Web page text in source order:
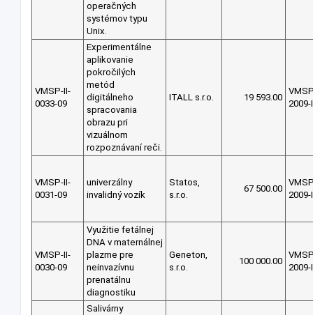
operačných
systémov typu
Unix.
VMSP-II-
0033-09
Experimentálne
aplikovanie
pokročilých
metód
digitálneho
spracovania
obrazu pri
vizuálnom
rozpoznávaní reči.
ITALL s.r.o. 19 593.00
2009-
VMSP-II-
0031-09
univerzálny
invalidný vozík
Statos,
s.r.o.
67 500.00
2009-
VMSP-II-
0030-09
Využitie fetálnej
DNA v maternálnej
plazme pre
neinvazívnu
prenatálnu
diagnostiku
Geneton,
s.r.o.
100 000.00
2009-
Salivárny